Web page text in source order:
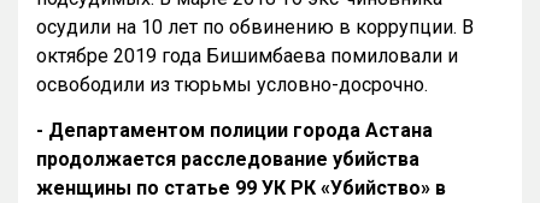
осудили на 10 лет по обвинению в коррупции. В
октябре 2019 года Бишимбаева помиловали и
освободили из тюрьмы условно-досрочно.
- Департаментом полиции города Астана
продолжается расследование убийства
женщины по статье 99 УК РК «Убийство» в